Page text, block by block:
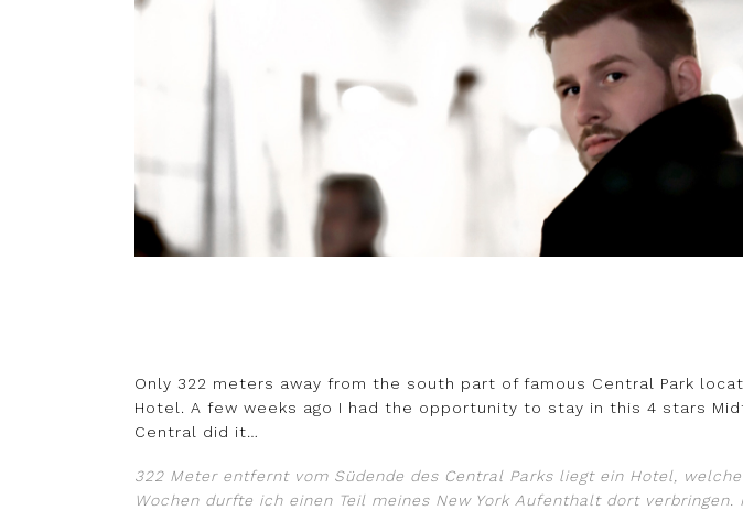
Only 322 meters away from the south part of famous Central Park
Hotel. A few weeks ago I had the opportunity to stay in this 4 stars
Central did it…
322 Meter entfernt vom Südende des Central Parks liegt ein Hotel,
Wochen durfte ich einen Teil meines New York Aufenthalt dort